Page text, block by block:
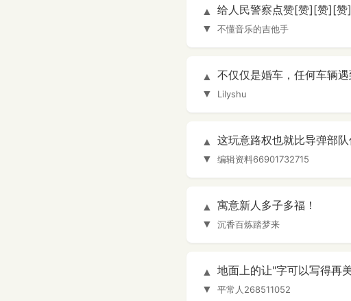
▲
▼
给人民警察点赞[赞][赞][
不懂音乐的吉他手
▲
▼
不仅仅是婚车，任何车辆
Lilyshu
▲
▼
这玩意路权也就比导弹部
编辑资料66901732715
▲
▼
寓意新人多子多福！
沉香百炼踏梦来
▲
▼
地面上的让"字可以写得再
平常人268511052